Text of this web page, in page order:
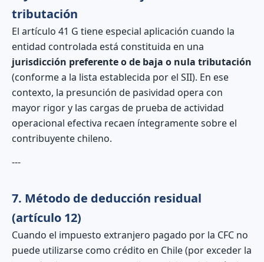
tributación
El artículo 41 G tiene especial aplicación cuando la
entidad controlada está constituida en una
jurisdicción preferente o de baja o nula tributación
(conforme a la lista establecida por el SII). En ese
contexto, la presunción de pasividad opera con
mayor rigor y las cargas de prueba de actividad
operacional efectiva recaen íntegramente sobre el
contribuyente chileno.
---
7. Método de deducción residual
(artículo 12)
Cuando el impuesto extranjero pagado por la CFC no
puede utilizarse como crédito en Chile (por exceder la